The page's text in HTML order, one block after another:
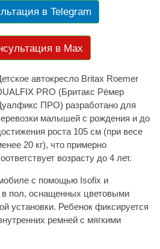
в Telegram
в Max
автокресло Britax Roemer
PRO (Бритакс Рёмер
ПРО) разработано для
малышей с рождения и до
роста 105 см (при весе
20 кг), что примерно
возрасту до 4 лет.
с помощью Isofix и
в пол, оснащенных цветовыми
установки. Ребенок фиксируется
ремней с мягкими